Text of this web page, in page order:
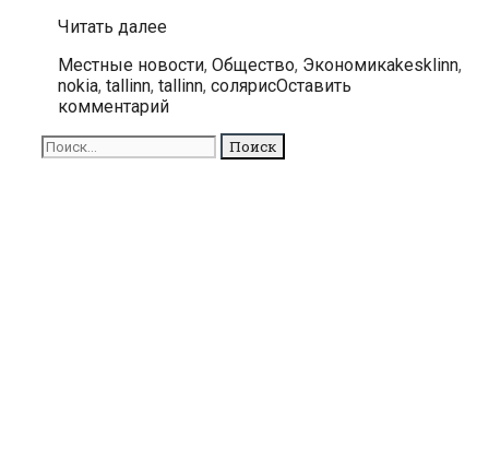
Читать далееNokia
центру
«Солярис»
миллионы
Рубрики
Местные новости, Общество, ЭкономикаМетки
kesklinn,
nokia, tallinn, tallinn, солярисОставить
комментарий
Поиск
для: